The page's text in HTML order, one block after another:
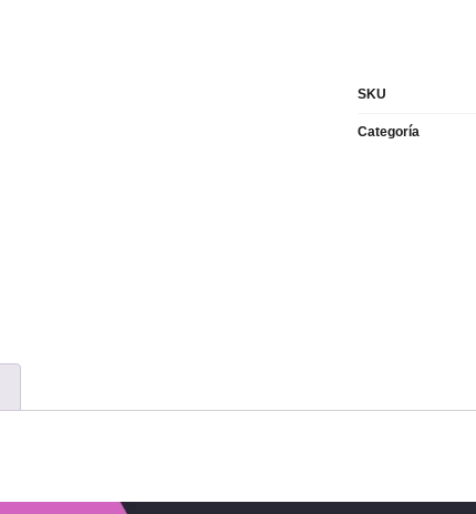
SKU
Categoría